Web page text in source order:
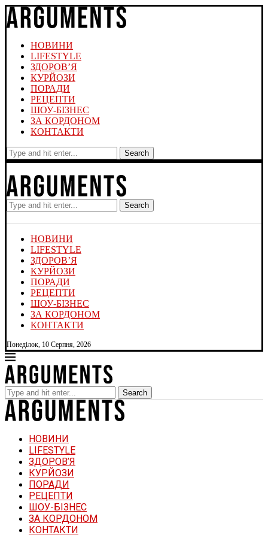
НОВИНИ
LIFESTYLE
ЗДОРОВ’Я
КУРЙОЗИ
ПОРАДИ
РЕЦЕПТИ
ШОУ-БІЗНЕС
ЗА КОРДОНОМ
КОНТАКТИ
Search
Search
НОВИНИ
LIFESTYLE
ЗДОРОВ’Я
КУРЙОЗИ
ПОРАДИ
РЕЦЕПТИ
ШОУ-БІЗНЕС
ЗА КОРДОНОМ
КОНТАКТИ
Понеділок, 10 Серпня, 2026
Search
НОВИНИ
LIFESTYLE
ЗДОРОВ’Я
КУРЙОЗИ
ПОРАДИ
РЕЦЕПТИ
ШОУ-БІЗНЕС
ЗА КОРДОНОМ
КОНТАКТИ